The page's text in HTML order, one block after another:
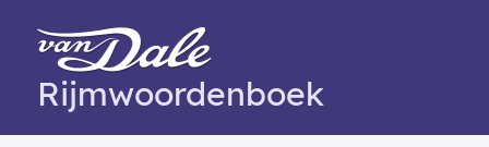
Rijmwoordenboek